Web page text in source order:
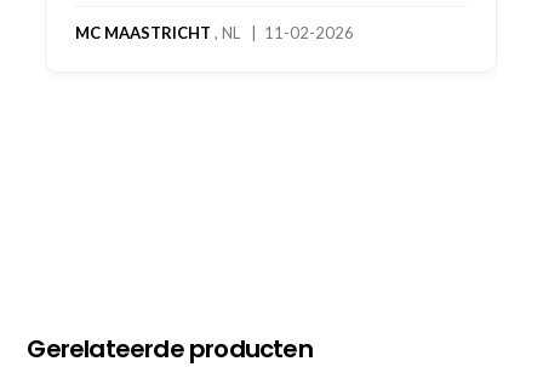
MC MAASTRICHT , NL | 11-02-2026
Gerelateerde producten